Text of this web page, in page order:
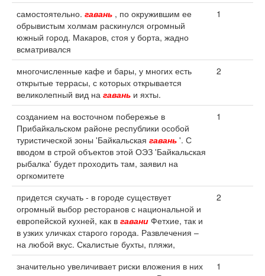
самостоятельно. гавань , по окружившим ее
обрывистым холмам раскинулся огромный
южный город. Макаров, стоя у борта, жадно
всматривался
1
многочисленные кафе и бары, у многих есть
открытые террасы, с которых открывается
великолепный вид на гавань и яхты.
2
созданием на восточном побережье в
Прибайкальском районе республики особой
туристической зоны 'Байкальская гавань '. С
вводом в строй объектов этой ОЭЗ 'Байкальская
рыбалка' будет проходить там, заявил на
оргкомитете
1
придется скучать - в городе существует
огромный выбор ресторанов с национальной и
европейской кухней, как в гавани Фетхие, так и
в узких уличках старого города. Развлечения –
на любой вкус. Скалистые бухты, пляжи,
2
значительно увеличивает риски вложения в них
1